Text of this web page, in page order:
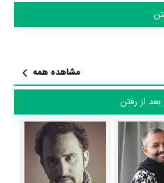
اثر و یا توسط دیگر رسانه‌ها درباره
می‌خوانیم: «آرش بعد از مدت‌ها دوری
و بازیگران
فیلم بعد از رفتن نیز آمارها و نکات
فیلم بعد از رفتن به طور متوسط
اولین همکاری خود با بازیگرانی چون
مشاهده همه
بعد از رفتن